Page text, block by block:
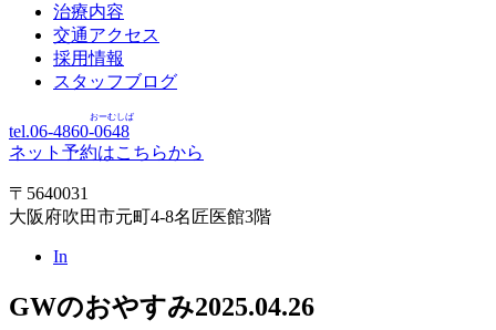
治療内容
交通アクセス
採用情報
スタッフブログ
tel.06-4860-0648
おーむしば
ネット予約はこちらから
〒5640031
大阪府吹田市元町4-8名匠医館3階
In
GWのおやすみ2025.04.26